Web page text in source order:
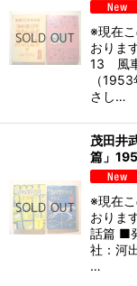
※現在
おりま
13 風
（
さし…
茂田井
篇」
※現在
おりま
話篇 ■
社：河
…